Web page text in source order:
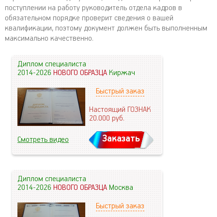
поступлении на работу руководитель отдела кадров в
обязательном порядке проверит сведения о вашей
квалификации, поэтому документ должен быть выполненным
максимально качественно.
Диплом специалиста
2014-2026НОВОГО ОБРАЗЦАКиржач
Быстрый заказ
Настоящий ГОЗНАК
20.000руб.
Смотреть видео Заказать
Диплом специалиста
2014-2026НОВОГО ОБРАЗЦАМосква
Быстрый заказ